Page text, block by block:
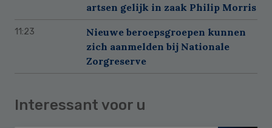
artsen gelijk in zaak Philip Morris
11:23
Nieuwe beroepsgroepen kunnen
zich aanmelden bij Nationale
Zorgreserve
Interessant voor u